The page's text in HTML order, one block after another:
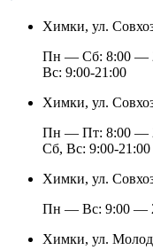
Химки, ул.
Пн — Сб: 8:00 —
Вс: 9:00-21:00
Химки, ул.
Пн — Пт: 8:00 —
Сб, Вс: 9:00-21:00
Химки, ул.
Пн — Вс: 9:00 —
Химки, ул.